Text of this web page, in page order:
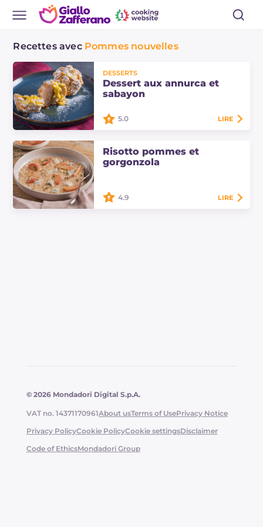
Recettes avec Pommes nouvelles
DESSERTS
Dessert aux annurca et
sabayon
Le dessert aux annurca et sabayon
est un dessert aux fruits gourmand
et raffiné. Découvrez ici les dosages
5.0 LIRE
Risotto pommes et
gorgonzola
4.9 LIRE
© 2026 Mondadori Digital S.p.A.
VAT no. 14371170961About usTerms of UsePrivacy Notice
Privacy PolicyCookie PolicyCookie settingsDisclaimer
Code of EthicsMondadori Group